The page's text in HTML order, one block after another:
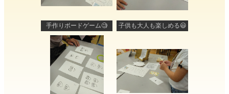
手作りボードゲーム🧐 子供も大人も楽しめる😃